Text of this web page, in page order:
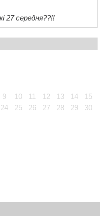
27 середня??!!
9 10 11 12 13 14
15
24 25 26 27 28 29
30